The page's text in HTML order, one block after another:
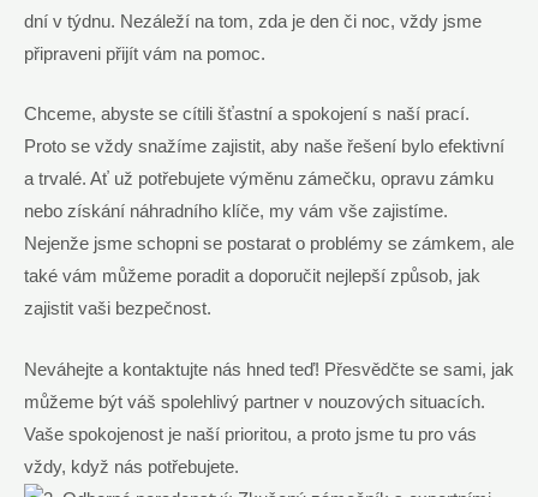
dní v týdnu. Nezáleží na tom, zda je den či noc, vždy jsme
připraveni přijít vám na pomoc.
Chceme, abyste se cítili šťastní a spokojení s naší prací.
Proto se vždy snažíme zajistit, aby naše řešení bylo efektivní
a trvalé. Ať už potřebujete výměnu zámečku, opravu zámku
nebo získání náhradního klíče, my vám vše zajistíme.
Nejenže jsme schopni se postarat o problémy se zámkem, ale
také vám můžeme poradit a doporučit nejlepší způsob, jak
zajistit vaši bezpečnost.
Neváhejte a kontaktujte nás hned teď! Přesvědčte se sami, jak
můžeme být váš spolehlivý partner v nouzových situacích.
Vaše spokojenost je naší prioritou, a proto jsme tu pro vás
vždy, když nás potřebujete.